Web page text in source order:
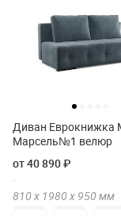
Диван Еврокнижка
Марсель№1 велюр
от 40 890 ₽
810 х 1980 х 950 мм